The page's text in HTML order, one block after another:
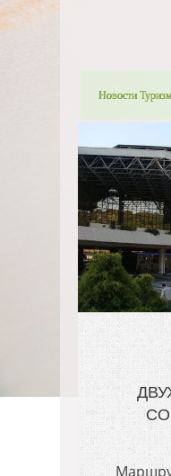
Новости